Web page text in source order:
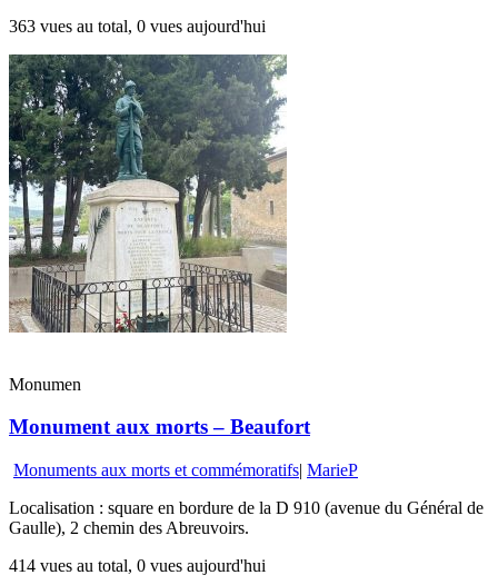
363 vues au total, 0 vues aujourd'hui
Monumen
Monument aux morts – Beaufort
Monuments aux morts et commémoratifs| MarieP
Localisation : square en bordure de la D 910 (avenue du Général de
Gaulle), 2 chemin des Abreuvoirs.
414 vues au total, 0 vues aujourd'hui